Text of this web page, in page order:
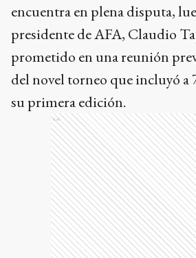
encuentra en plena disputa,
presidente de AFA, Claudio
prometido en una reunión
del novel torneo que incluyó a
su primera edición.
Ads